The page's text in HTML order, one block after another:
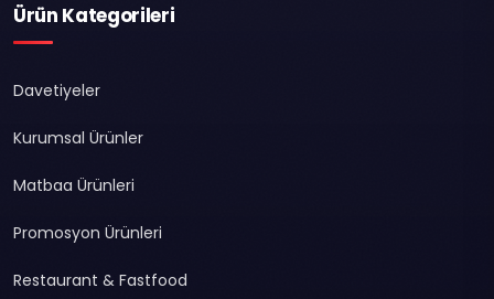
Ürün Kategorileri
Davetiyeler
Kurumsal Ürünler
Matbaa Ürünleri
Promosyon Ürünleri
Restaurant & Fastfood